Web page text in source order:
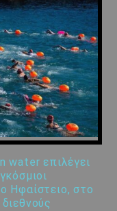
water επιλέγει
Ηφαίστειο, στο